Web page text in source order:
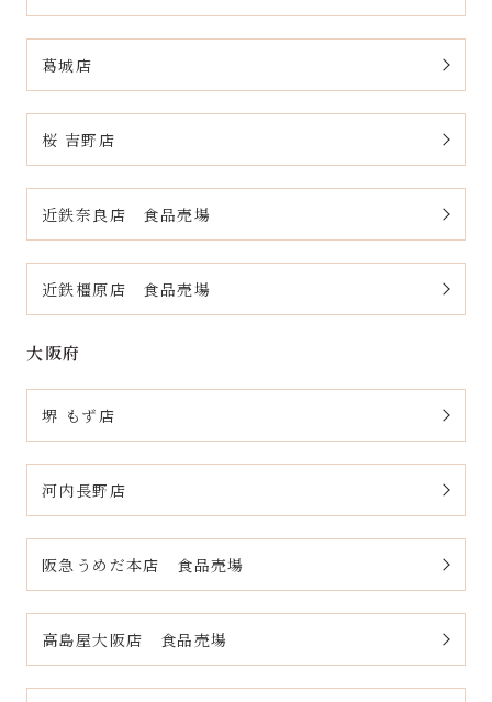
葛城店
桜 吉野店
近鉄奈良店 食品売場
近鉄橿原店 食品売場
大阪府
堺 もず店
河内長野店
阪急うめだ本店 食品売場
高島屋大阪店 食品売場